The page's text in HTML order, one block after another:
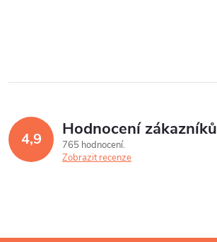
4,9 Hodnocení zákazníků
765 hodnocení
Zobrazit recenze